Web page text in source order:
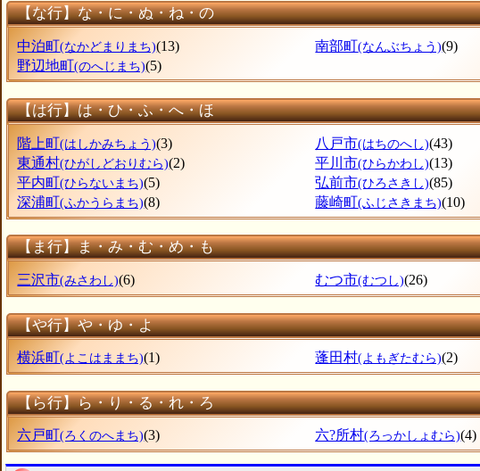
【な行】な・に・ぬ・ね・の
中泊町(なかどまりまち)(13) 南部町(なんぶちょう)(9)
野辺地町(のへじまち)(5)
【は行】は・ひ・ふ・へ・ほ
階上町(はしかみちょう)(3) 八戸市(はちのへし)(43)
東通村(ひがしどおりむら)(2) 平川市(ひらかわし)(13)
平内町(ひらないまち)(5) 弘前市(ひろさきし)(85)
深浦町(ふかうらまち)(8) 藤崎町(ふじさきまち)
【ま行】ま・み・む・め・も
三沢市(みさわし)(6) むつ市(むつし)(26)
【や行】や・ゆ・よ
横浜町(よこはままち)(1) 蓬田村(よもぎたむら)(2)
【ら行】ら・り・る・れ・ろ
六戸町(ろくのへまち)(3) 六?所村(ろっかしょむら)